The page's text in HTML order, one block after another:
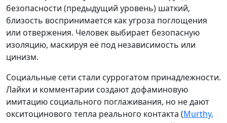
безопасности (предыдущий уровень) шаткий,
близость воспринимается как угроза поглощения
или отвержения. Человек выбирает безопасную
изоляцию, маскируя её под независимость или
цинизм.
Социальные сети стали суррогатом принадлежности.
Лайки и комментарии создают дофаминовую
имитацию социального поглаживания, но не дают
окситоцинового тепла реального контакта (Murthy,